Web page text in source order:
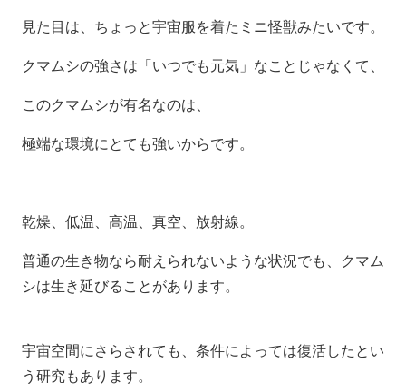
見た目は、ちょっと宇宙服を着たミニ怪獣みたいです。
クマムシの強さは「いつでも元気」なことじゃなくて、
このクマムシが有名なのは、
極端な環境にとても強いからです。
乾燥、低温、高温、真空、放射線。
普通の生き物なら耐えられないような状況でも、クマム
シは生き延びることがあります。
宇宙空間にさらされても、条件によっては復活したとい
う研究もあります。